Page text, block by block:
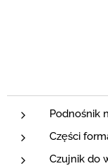
Podnośnik
Części
Czujnik do